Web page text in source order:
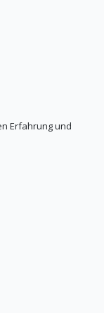
Erfahrung und